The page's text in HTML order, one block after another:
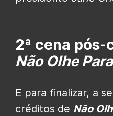
2ª cena pós-
Não Olhe
E para finalizar, a
créditos de Não